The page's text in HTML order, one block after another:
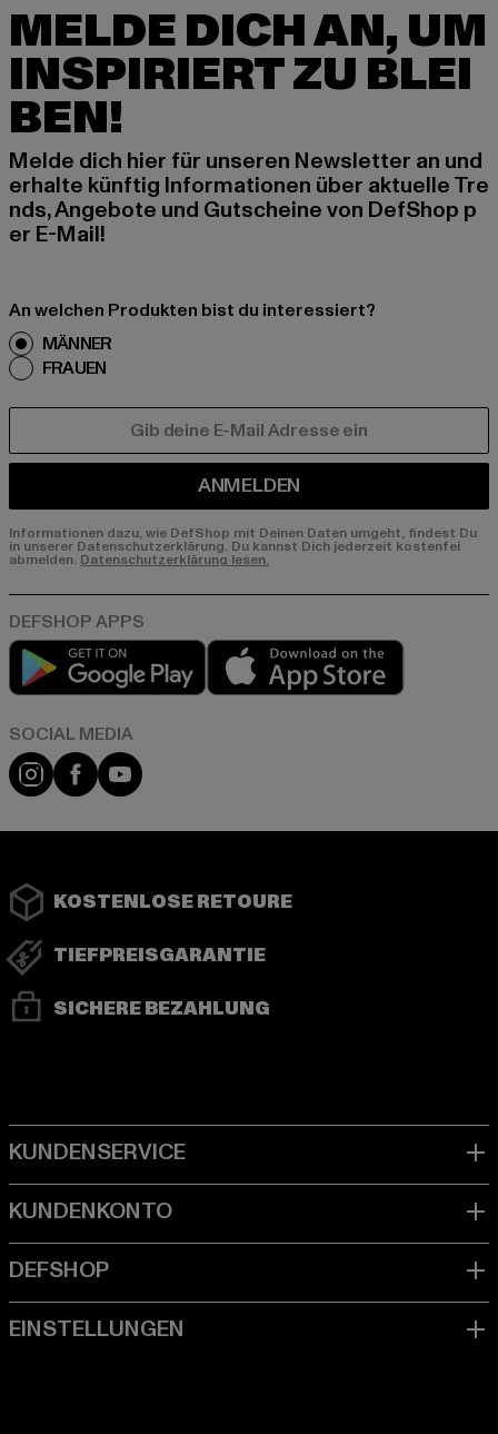
MELDE DICH AN, UM
INSPIRIERT ZU BLEI
BEN!
Melde dich hier für unseren Newsletter an und
erhalte künftig Informationen über aktuelle Tre
nds, Angebote und Gutscheine von DefShop p
er E-Mail!
An welchen Produkten bist du interessiert?
MÄNNER
FRAUEN
ANMELDEN
Informationen dazu, wie DefShop mit Deinen Daten umgeht, findest Du
in unserer Datenschutzerklärung. Du kannst Dich jederzeit kostenfei
abmelden. Datenschutzerklärung lesen.
Play market
Instagram
FacebookYouTube
KOSTENLOSE RETOURE
TIEFPREISGARANTIE
SICHERE BEZAHLUNG